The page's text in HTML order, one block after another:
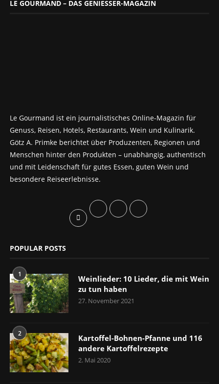
LE GOURMAND – DAS GENIESSER-MAGAZIN
Le Gourmand ist ein journalistisches Online-Magazin für
Genuss, Reisen, Hotels, Restaurants, Wein und Kulinarik.
Götz A. Primke berichtet über Produzenten, Regionen und
Menschen hinter den Produkten – unabhängig, authentisch
und mit Leidenschaft für gutes Essen, guten Wein und
besondere Reiseerlebnisse.
POPULAR POSTS
1
Weinlieder: 10 Lieder, die mit Wein
zu tun haben
27. November 2021
2
Kartoffel-Bohnen-Pfanne und 116
andere Kartoffelrezepte
2. Mai 2020